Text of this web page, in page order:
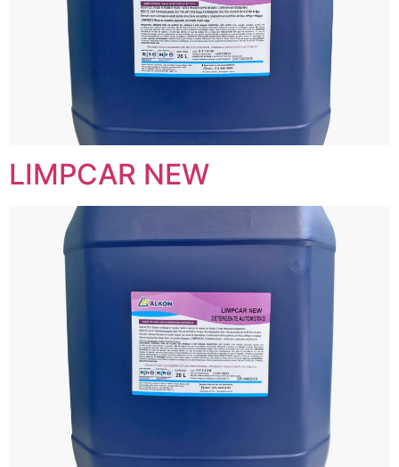
LIMPCAR NEW